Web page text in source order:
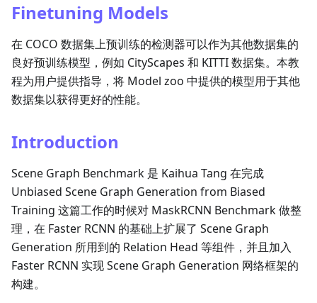
Finetuning Models
在 COCO 数据集上预训练的检测器可以作为其他数据集的
良好预训练模型，例如 CityScapes 和 KITTI 数据集。本教
程为用户提供指导，将 Model zoo 中提供的模型用于其他
数据集以获得更好的性能。
Introduction
Scene Graph Benchmark 是 Kaihua Tang 在完成
Unbiased Scene Graph Generation from Biased
Training 这篇工作的时候对 MaskRCNN Benchmark 做整
理，在 Faster RCNN 的基础上扩展了 Scene Graph
Generation 所用到的 Relation Head 等组件，并且加入
Faster RCNN 实现 Scene Graph Generation 网络框架的
构建。